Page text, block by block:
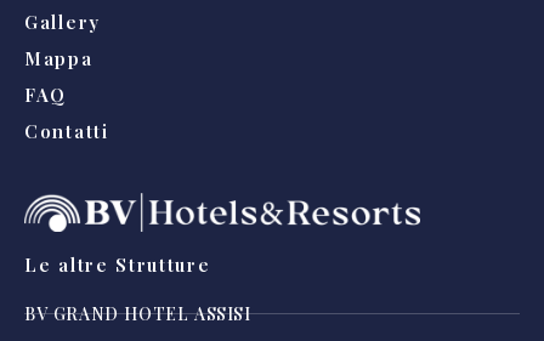
Gallery
Mappa
FAQ
Contatti
Le altre Strutture
BV GRAND HOTEL ASSISI